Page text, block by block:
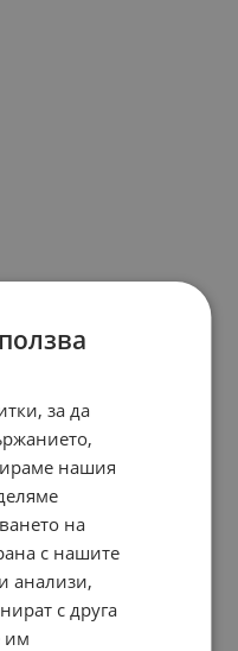
за да
нашия
на
с нашите
анализи,
с друга
им